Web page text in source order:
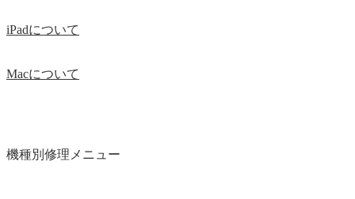
iPadについて
Macについて
機種別修理メニュー